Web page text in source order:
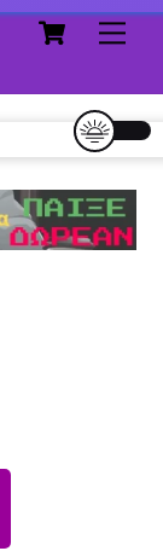
Cart